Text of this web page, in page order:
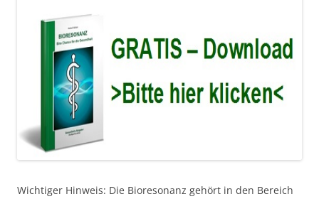
Wichtiger Hinweis: Die Bioresonanz gehört in den Bereich